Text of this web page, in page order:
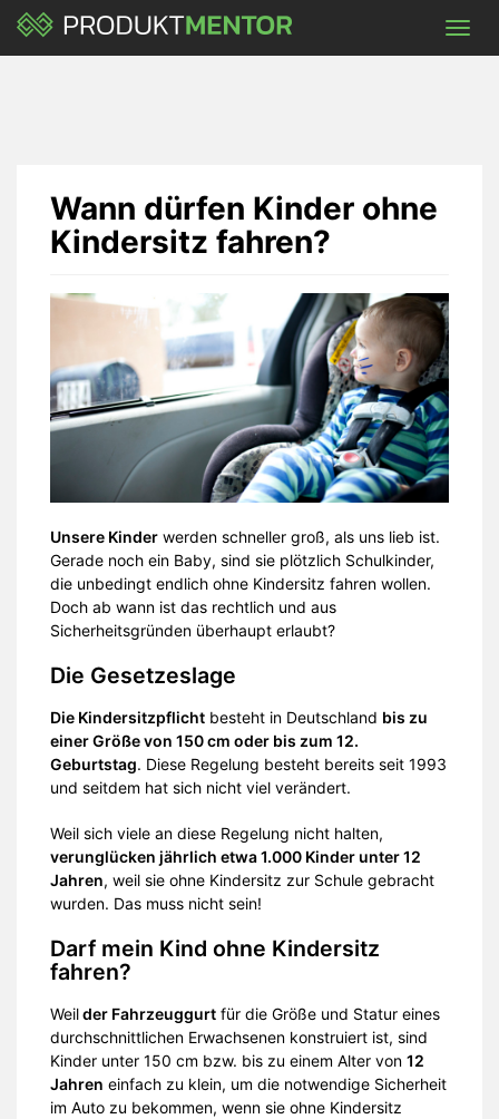
Skip
main
Wann dürfen Kinder ohne
Kindersitz fahren?
Unsere Kinder werden schneller groß, als uns lieb ist.
Gerade noch ein Baby, sind sie plötzlich Schulkinder,
die unbedingt endlich ohne Kindersitz fahren wollen.
Doch ab wann ist das rechtlich und aus
Sicherheitsgründen überhaupt erlaubt?
Die Gesetzeslage
Die Kindersitzpflicht besteht in Deutschland bis zu
einer Größe von 150 cm oder bis zum 12.
Geburtstag. Diese Regelung besteht bereits seit 1993
und seitdem hat sich nicht viel verändert.
Weil sich viele an diese Regelung nicht halten,
verunglücken jährlich etwa 1.000 Kinder unter 12
Jahren, weil sie ohne Kindersitz zur Schule gebracht
wurden. Das muss nicht sein!
Darf mein Kind ohne Kindersitz
fahren?
Weilder Fahrzeuggurt für die Größe und Statur eines
durchschnittlichen Erwachsenen konstruiert ist, sind
Kinder unter 150 cm bzw. bis zu einem Alter von 12
Jahren einfach zu klein, um die notwendige Sicherheit
im Auto zu bekommen, wenn sie ohne Kindersitz